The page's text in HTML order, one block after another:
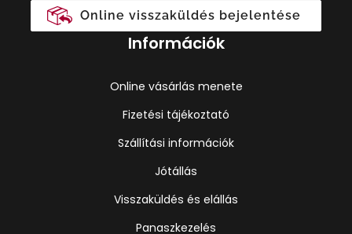
Online visszaküldés bejelentése
Információk
Online vásárlás menete
Fizetési tájékoztató
Szállítási információk
Jótállás
Visszaküldés és elállás
Panaszkezelés